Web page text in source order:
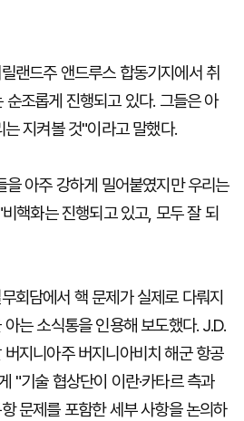
랜드주 앤드루스 합동기지에서 취
조롭게 진행되고 있다. 그들은 아
지켜볼 것"이라고 말했다.
을 아주 강하게 밀어붙였지만 우리는
핵화는 진행되고 있고, 모두 잘 되
회담에서 핵 문제가 실제로 다뤄지
는 소식통을 인용해 보도했다. J.D.
지니아주 버지니아비치 해군 항공
"기술 협상단이 이란·카타르 측과
문제를 포함한 세부 사항을 논의하